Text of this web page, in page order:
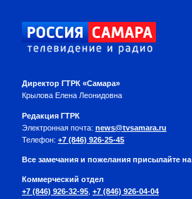
Директор ГТРК «Самара»
Крылова Елена Леонидовна
Редакция ГТРК
Электронная почта: news@tvsamara.ru
Телефон: +7 (846) 926-25-45
Все замечания и пожелания присылайте на
Коммерческий отдел
+7 (846) 926-32-95 +7 (846) 926-04-04